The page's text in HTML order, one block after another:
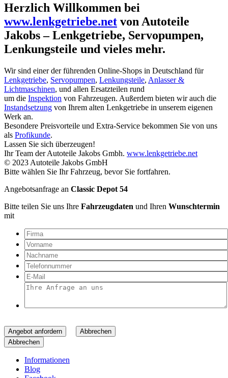
Herzlich Willkommen bei
www.lenkgetriebe.net von Autoteile
Jakobs – Lenkgetriebe, Servopumpen,
Lenkungsteile und vieles mehr.
Wir sind einer der führenden Online-Shops in Deutschland für
Lenkgetriebe, Servopumpen, Lenkungsteile, Anlasser &
Lichtmaschinen, und allen Ersatzteilen rund
um die Inspektion von Fahrzeugen. Außerdem bieten wir auch die
Instandsetzung von Ihrem alten Lenkgetriebe in unserem eigenen
Werk an.
Besondere Preisvorteile und Extra-Service bekommen Sie von uns
als Profikunde.
Lassen Sie sich überzeugen!
Ihr Team der Autoteile Jakobs Gmbh. www.lenkgetriebe.net
© 2023 Autoteile Jakobs GmbH
Bitte wählen Sie Ihr Fahrzeug, bevor Sie fortfahren.
Angebotsanfrage an Classic Depot 54
Bitte teilen Sie uns Ihre Fahrzeugdaten und Ihren Wunschtermin
mit
Angebot anfordern
Abbrechen
Abbrechen
Informationen
Blog